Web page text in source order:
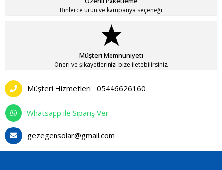
Binlerce ürün ve kampanya seçeneği
Müşteri Memnuniyeti
Öneri ve şikayetlerinizi bize iletebilirsiniz.
Müşteri Hizmetleri 05446626160
Whatsapp ile Sipariş Ver
gezegensolar@gmail.com